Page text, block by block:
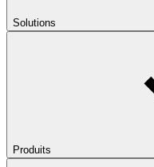
Solutions
Produits